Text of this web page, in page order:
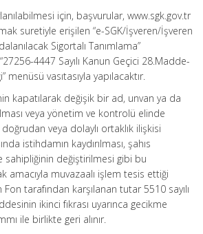
için, başvurular, www.sgk.gov.tr
suretiyle erişilen “e-SGK/İşveren/İşveren
Sigortalı Tanımlama”
4447 Sayılı Kanun Geçici 28.Madde-
vasıtasıyla yapılacaktır.
kapatılarak değişik bir ad, unvan ya da
veya yönetim ve kontrolü elinde
veya dolaylı ortaklık ilişkisi
istihdamın kaydırılması, şahıs
değiştirilmesi gibi bu
amacıyla muvazaalı işlem tesis ettiği
tarafından karşılanan tutar 5510 sayılı
ikinci fıkrası uyarınca gecikme
ile birlikte geri alınır.